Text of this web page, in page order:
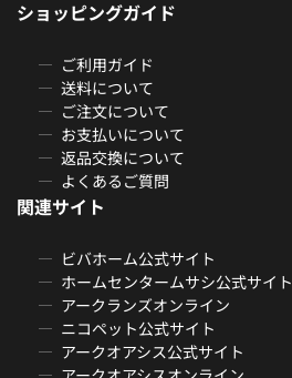
ショッピングガイド
ご利用ガイド
送料について
ご注文について
お支払いについて
返品交換について
よくあるご質問
関連サイト
ビバホーム公式サイト
ホームセンタームサシ公式サイト
アークランズオンライン
ニコペット公式サイト
アークオアシス公式サイト